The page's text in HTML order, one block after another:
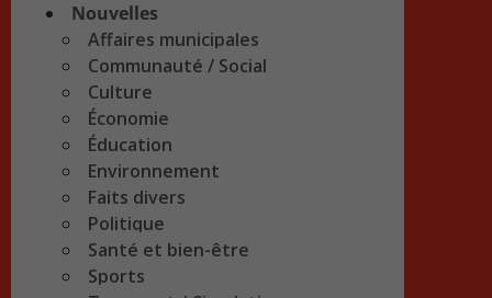
Nouvelles
Affaires municipales
Communauté / Social
Culture
Économie
Éducation
Environnement
Faits divers
Politique
Santé et bien-être
Sports